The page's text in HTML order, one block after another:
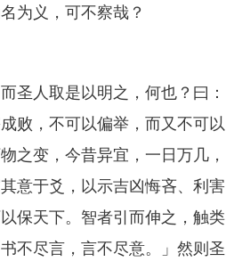
为义，可不察哉？
人取是以明之，何也？曰：
败，不可以偏举，而又不可以
之变，今昔异宜，一日万几，
意于爻，以示吉凶悔吝、利害
保天下。智者引而伸之，触类
不尽言，言不尽意。」然则圣